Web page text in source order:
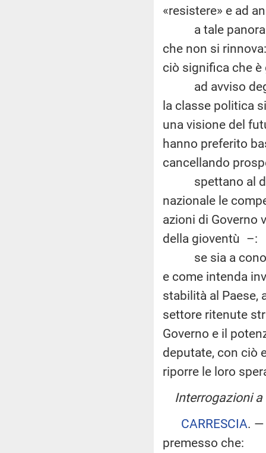
«resistere» e ad
a tale
che non si
ciò significa che è
ad avviso degli
la classe politica
una visione del
hanno preferito
cancellando
spettano al
nazionale le
azioni di Governo
della gioventù –:
se sia a
e come intenda
stabilità al Paese,
settore ritenute
Governo e il
deputate, con ciò
riporre le loro
Interrogazioni
CARRESCIA. —
premesso che: